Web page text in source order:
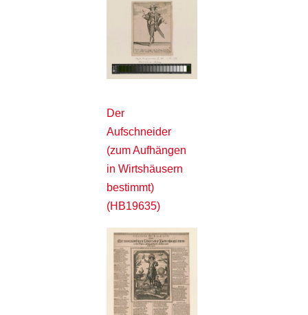
Der
Aufschneider
(zum Aufhängen
in Wirtshäusern
bestimmt)
(HB19635)